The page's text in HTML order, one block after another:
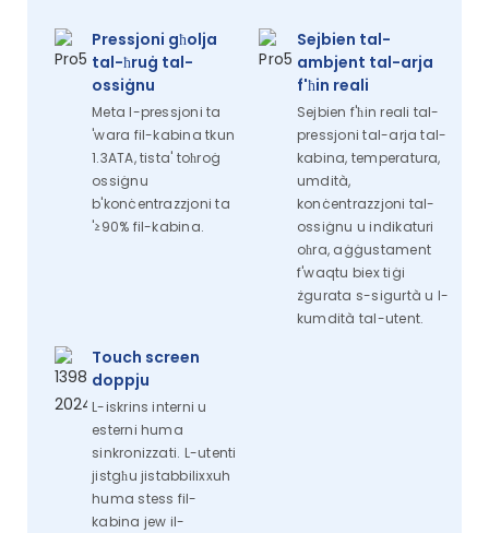
Pressjoni għolja
tal-ħruġ tal-
ossiġnu
Meta l-pressjoni ta
'wara fil-kabina tkun
1.3ATA, tista' toħroġ
ossiġnu
b'konċentrazzjoni ta
'≥90% fil-kabina.
Sejbien tal-
ambjent tal-arja
f'ħin reali
Sejbien f'ħin reali tal-
pressjoni tal-arja tal-
kabina, temperatura,
umdità,
konċentrazzjoni tal-
ossiġnu u indikaturi
oħra, aġġustament
f'waqtu biex tiġi
żgurata s-sigurtà u l-
kumdità tal-utent.
Touch screen
doppju
L-iskrins interni u
esterni huma
sinkronizzati. L-utenti
jistgħu jistabbilixxuh
huma stess fil-
kabina jew il-